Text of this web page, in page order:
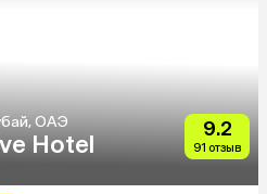
ОАЭ
Hotel
9.2
91 отзыв